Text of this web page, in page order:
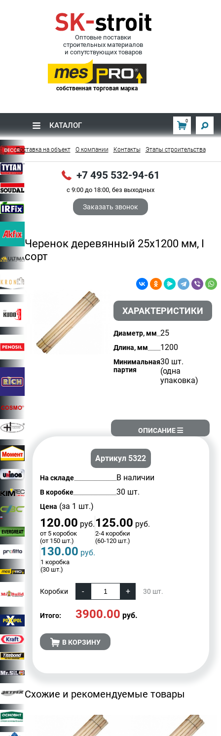
Оптовые поставки
строительных материалов
и сопутствующих товаров
собственная торговая марка
КАТАЛОГ 0
Поставка на объект О компании Контакты Этапы строительства
+7 495 532-94-61
с 9:00 до 18:00, без выходных
Заказать звонок
Черенок деревянный 25х1200 мм, I
сорт
ХАРАКТЕРИСТИКИ
Диаметр, мм 25
Длина, мм 1200
Минимальная
партия
30 шт.
(одна
упаковка)
ОПИСАНИЕ
Артикул 5322
На складе В наличии
В коробке 30 шт.
Цена (за 1 шт.)
120.00 руб.
от 5 коробок
(от 150 шт.)
125.00 руб.
2-4 коробки
(60-120 шт.)
130.00 руб.
1 коробка
(30 шт.)
Коробки 30 шт.
Итого: 3900.00 руб.
В КОРЗИНУ
Схожие и рекомендуемые товары